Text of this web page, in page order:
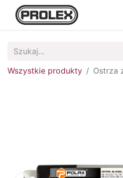
Wszystkie produkty Ostrza